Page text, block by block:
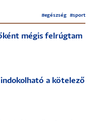
#egészség #sport
mégis felrúgtam
indokolható a kötelező